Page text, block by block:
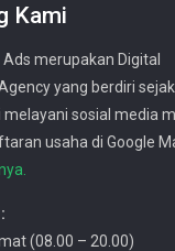
Kami
Ads merupakan Digital
yang berdiri
melayani sosial media
usaha di Google
(08.00 – 20.00)